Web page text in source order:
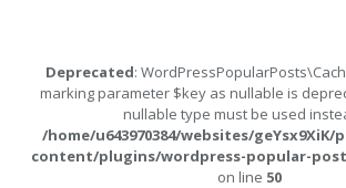
Deprecated:
marking parameter $key as nullable is
nullable type must be used
/home/u643970384/websites/
content/plugins/wordpress-popular-
on line 50